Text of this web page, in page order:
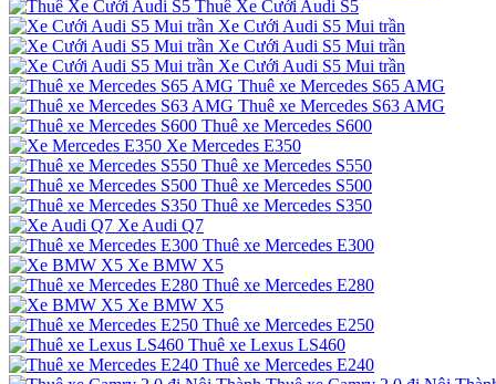
Thuê Xe Cưới Audi S5
Xe Cưới Audi S5 Mui trần
Xe Cưới Audi S5 Mui trần
Xe Cưới Audi S5 Mui trần
Thuê xe Mercedes S65 AMG
Thuê xe Mercedes S63 AMG
Thuê xe Mercedes S600
Xe Mercedes E350
Thuê xe Mercedes S550
Thuê xe Mercedes S500
Thuê xe Mercedes S350
Xe Audi Q7
Thuê xe Mercedes E300
Xe BMW X5
Thuê xe Mercedes E280
Xe BMW X5
Thuê xe Mercedes E250
Thuê xe Lexus LS460
Thuê xe Mercedes E240